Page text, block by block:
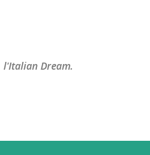
l'Italian Dream.